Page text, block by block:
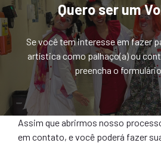
Quero ser um
Se você tem interesse em fazer
artística como palhaço(a) ou
preencha o
Assim que abrirmos nosso
em contato, e você poderá fazer